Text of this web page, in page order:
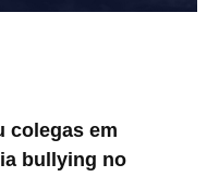
colegas em
bullying no